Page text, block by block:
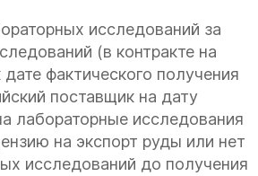
исследований за
(в контракте на
фактического получения
поставщик на дату
лабораторные исследования
на экспорт руды или нет
исследований до получения